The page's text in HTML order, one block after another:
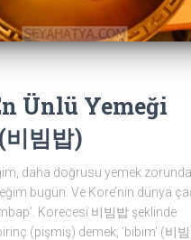
Ünlü Yemeği
빔밥)
daha doğrusu yemek zorunda
bugün. Ve Kore’nin dünya
Korecesi 비빔밥 şeklinde
(pişmiş) demek, ‘bibim‘ (비